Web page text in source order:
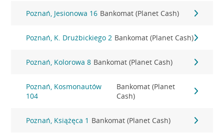
Poznań, Jesionowa 16 Bankomat (Planet Cash)
Poznań, K. Drużbickiego 2 Bankomat (Planet Cash)
Poznań, Kolorowa 8 Bankomat (Planet Cash)
Poznań, Kosmonautów
104
Bankomat (Planet
Cash)
Poznań, Książęca 1 Bankomat (Planet Cash)